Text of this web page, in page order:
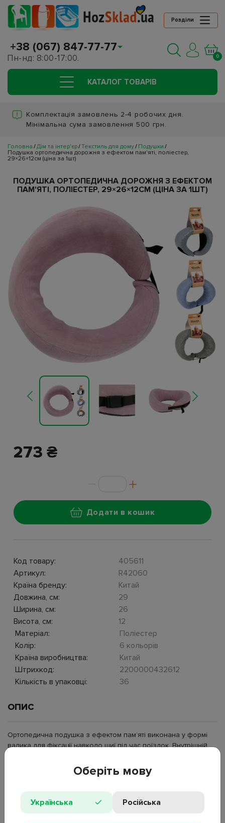
Розділи
+38 (067) 847-77-77
Пн-нд: 8:00-17:00. 0
КАТАЛОГ ТОВАРIВ
Комплектація замовлень 2-4 робочих дня.
Мінімальна сума замовлення 500 грн.
Головна Дім та інтер'єр Текстиль для дому Подушки
Подушка ортопедична дорожня з ефектом пам'яті, поліестер,
29×26×12см (ціна за 1шт)
ПОДУШКА ОРТОПЕДИЧНА ДОРОЖНЯ З ЕФЕКТОМ
ПАМ'ЯТІ, ПОЛІЕСТЕР, 29×26×12СМ (ЦІНА ЗА 1ШТ)
273 ₴
Додати в кошик
Код товару:
405611
Артикул:
R42060
Країна бренду:
Китай
Довжина, см:
29
Ширина, см:
26
Висота, см:
12
Матеріал:
Поліестер
Колір:
6 кольорів
Країна виробництва:
Китай
Штрихкод:
2200000432612
Кількість в упаковці:
36
ОПИС
Ортопедична подушка з ефектом пам’яті виконана у формі
валика для фіксації навколо шиї під час поїздок. Внутрішній
контури та зберігає задану форму після зняття навантаження.
Зовнішній чохол із поліестеру формує м’яку поверхню та
Подушка з пам’яттю форми підтримує голову в сидячому
положенні, зменшує зміщення шиї під час нахилів і руху
Оберіть мову
Українська Російська